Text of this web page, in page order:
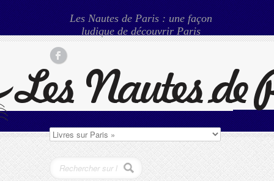
Les Nautes de Paris : une façon
ludique de découvrir Paris